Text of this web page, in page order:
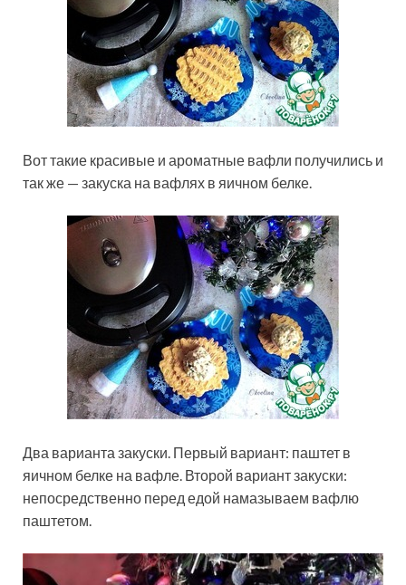
Вот такие красивые и ароматные вафли получились и
так же — закуска на вафлях в яичном белке.
Два варианта закуски. Первый вариант: паштет в
яичном белке на вафле. Второй вариант закуски:
непосредственно перед едой намазываем вафлю
паштетом.